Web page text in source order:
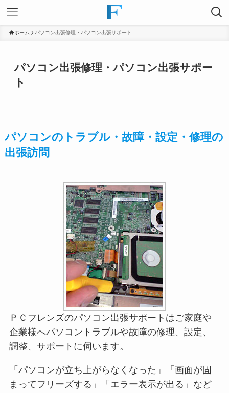
ホーム パソコン出張修理・パソコン出張サポート
パソコン出張修理・パソコン出張サポー
ト
パソコンのトラブル・故障・設定・修理の
出張訪問
ＰＣフレンズのパソコン出張サポートはご家庭や
企業様へパソコントラブルや故障の修理、設定、
調整、サポートに伺います。
「パソコンが立ち上がらなくなった」「画面が固
まってフリーズする」「エラー表示が出る」など